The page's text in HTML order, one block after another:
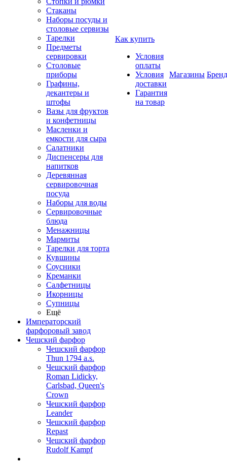
Стаканы
Наборы посуды и
столовые сервизы
Тарелки
Предметы
сервировки
Столовые
приборы
Графины,
декантеры и
штофы
Вазы для фруктов
и конфетницы
Масленки и
емкости для сыра
Салатники
Диспенсеры для
напитков
Деревянная
сервировочная
посуда
Наборы для воды
Сервировочные
блюда
Менажницы
Мармиты
Тарелки для торта
Кувшины
Соусники
Креманки
Салфетницы
Икорницы
Супницы
Ещё
Императорский
фарфоровый завод
Чешский фарфор
Чешский фарфор
Thun 1794 a.s.
Чешский фарфор
Roman Lidicky,
Carlsbad, Queen's
Crown
Чешский фарфор
Leander
Чешский фарфор
Repast
Чешский фарфор
Rudolf Kampf
Как купить
Условия
оплаты
Условия
доставки
Гарантия
на товар
Магазины